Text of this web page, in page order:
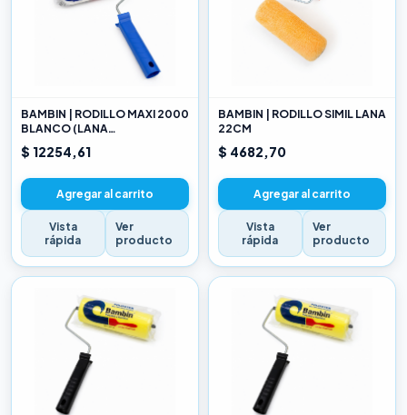
BAMBIN | RODILLO MAXI 2000
BLANCO (LANA
SELECCIONADA) 22CM
$ 12254,61
Agregar al carrito
Vista
rápida
Ver
producto
BAMBIN | RODILLO SIMIL LANA
22CM
$ 4682,70
Agregar al carrito
Vista
rápida
Ver
producto